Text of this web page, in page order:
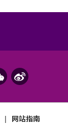
| 网站指南